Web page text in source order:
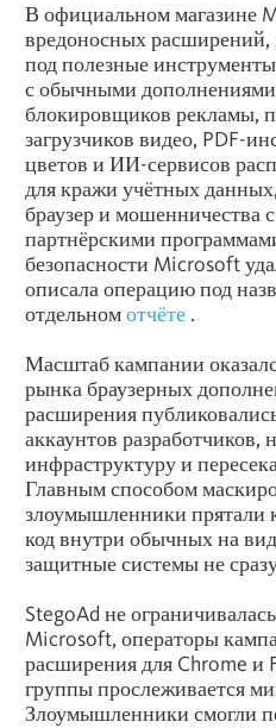
В официальном магазине
вредоносных расширений,
под полезные
с обычными
блокировщиков рекламы,
загрузчиков видео, PDF-
цветов и ИИ-сервисов
для кражи учётных
браузер и мошенничества
партнёрскими
безопасности Microsoft
описала операцию под
отдельномотчёте .
Масштаб кампании
рынка браузерных
расширения
аккаунтов
инфраструктуру и
Главным способом
злоумышленники прятали
код внутри обычных на
защитные системы не
StegoAd не
Microsoft, операторы
расширения для Chrome и
группы прослеживается
Злоумышленники смогли